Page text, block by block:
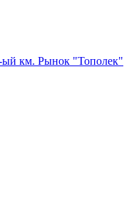
км. Рынок "Тополек"